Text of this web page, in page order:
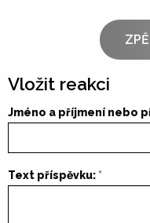
Vložit reakci
Jméno a příjmení nebo
Text příspěvku: